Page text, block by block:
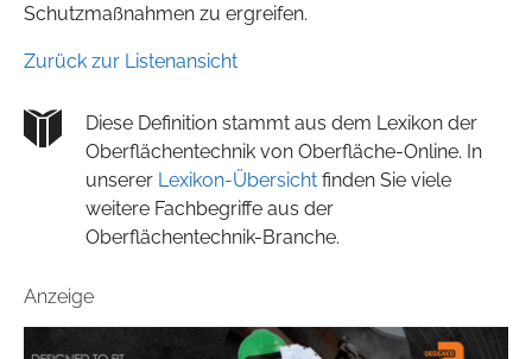
Schutzmaßnahmen zu ergreifen.
Zurück zur Listenansicht
Diese Definition stammt aus dem Lexikon der
Oberflächentechnik von Oberfläche-Online. In
unserer Lexikon-Übersicht finden Sie viele
weitere Fachbegriffe aus der
Oberflächentechnik-Branche.
Anzeige